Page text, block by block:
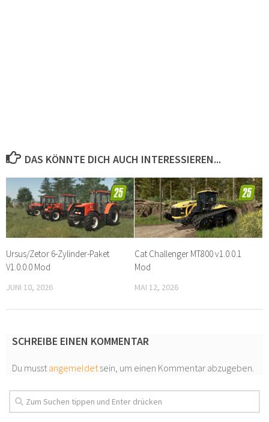
DAS KÖNNTE DICH AUCH INTERESSIEREN...
Ursus/Zetor 6-Zylinder-Paket
V1.0.0.0 Mod
JUNI 10, 2026
Cat Challenger MT800 v1.0.0.1
Mod
MAI 12, 2026
SCHREIBE EINEN KOMMENTAR
Du musstangemeldetsein, um einen Kommentar abzugeben.